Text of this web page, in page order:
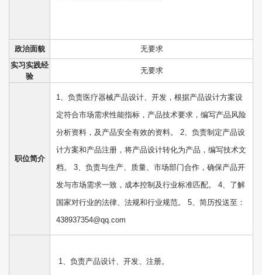
政治面貌
无要求
实习实践经
验
无要求
职位简介
1、负责医疗器械产品设计、开发，根据产品设计方案设
定符合市场需求性能指标，产品技术要求，编写产品风险
分析资料，及产品安全有效的资料。 2、负责制定产品设
计方案和产品注册，将产品设计转化为产品，编写技术文
档。 3、负责与生产、质量、市场部门合作，确保产品开
发与市场需求一致，成本控制及行业标准匹配。 4、了解
国家对行业的法律、法规和行业规范。 5、简历投送至：
438937354@qq.com
1、负责产品设计、开发、注册。